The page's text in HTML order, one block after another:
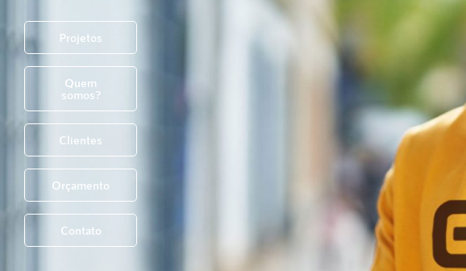
Projetos
Quem
somos?
Clientes
Orçamento
Contato